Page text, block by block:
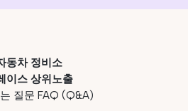
동차 정비소
이스 상위노출
질문 FAQ (Q&A)